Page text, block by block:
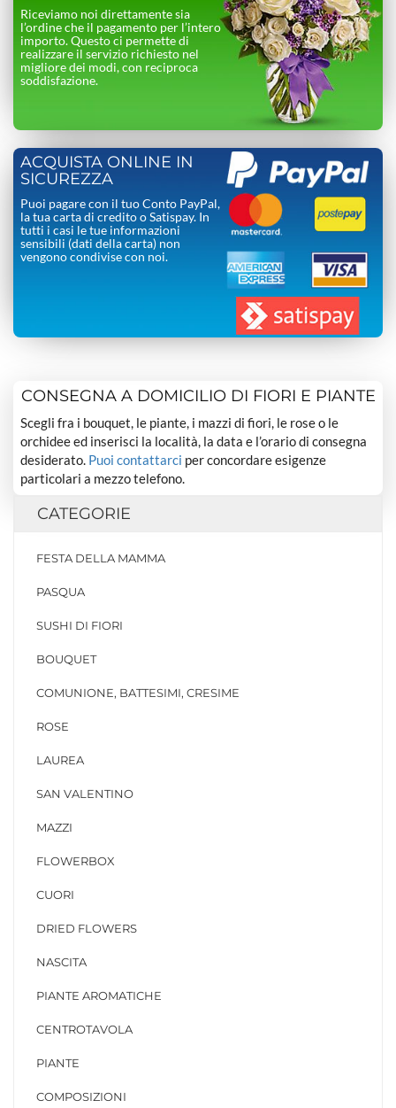
Riceviamo noi direttamente sia
l’ordine che il pagamento per l’intero
importo. Questo ci permette di
realizzare il servizio richiesto nel
migliore dei modi, con reciproca
soddisfazione.
ACQUISTA ONLINE IN
SICUREZZA
Puoi pagare con il tuo Conto PayPal,
la tua carta di credito o Satispay. In
tutti i casi le tue informazioni
sensibili (dati della carta) non
vengono condivise con noi.
CONSEGNA A DOMICILIO DI FIORI E PIANTE
Scegli fra i bouquet, le piante, i mazzi di fiori, le rose o le
orchidee ed inserisci la località, la data e l’orario di consegna
desiderato. Puoi contattarci per concordare esigenze
particolari a mezzo telefono.
CATEGORIE
FESTA DELLA MAMMA
PASQUA
SUSHI DI FIORI
BOUQUET
COMUNIONE, BATTESIMI, CRESIME
ROSE
LAUREA
SAN VALENTINO
MAZZI
FLOWERBOX
CUORI
DRIED FLOWERS
NASCITA
PIANTE AROMATICHE
CENTROTAVOLA
PIANTE
COMPOSIZIONI